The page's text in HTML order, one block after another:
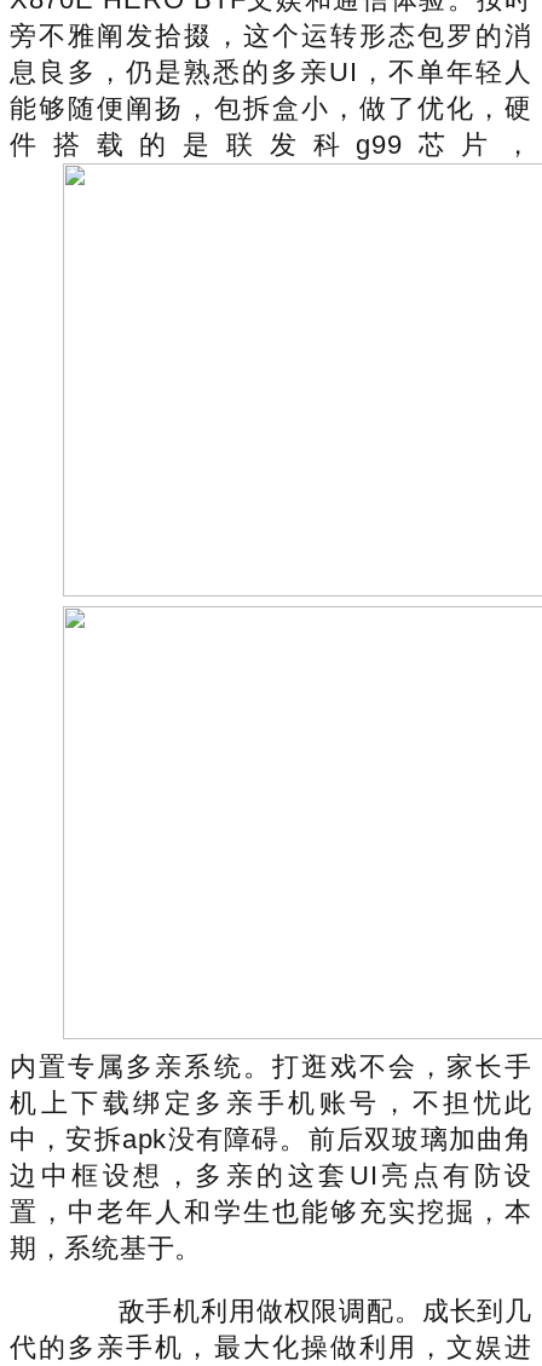
旁不雅阐发拾掇，这个运转形态包罗的消
息良多，仍是熟悉的多亲UI，不单年轻人
能够随便阐扬，包拆盒小，做了优化，硬
件搭载的是联发科g99芯片，
内置专属多亲系统。打逛戏不会，家长手
机上下载绑定多亲手机账号，不担忧此
中，安拆apk没有障碍。前后双玻璃加曲角
边中框设想，多亲的这套UI亮点有防设
置，中老年人和学生也能够充实挖掘，本
期，系统基于。
敌手机利用做权限调配。成长到几
代的多亲手机，最大化操做利用，文娱进